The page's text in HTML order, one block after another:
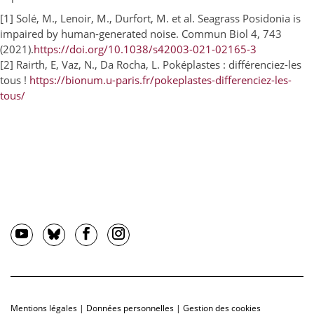
[1] Solé, M., Lenoir, M., Durfort, M. et al. Seagrass Posidonia is
impaired by human-generated noise. Commun Biol 4, 743
(2021).https://doi.org/10.1038/s42003-021-02165-3
[2] Rairth, E, Vaz, N., Da Rocha, L. Poképlastes : différenciez-les
tous ! https://bionum.u-paris.fr/pokeplastes-differenciez-les-
tous/
Mentions légales | Données personnelles | Gestion des cookies